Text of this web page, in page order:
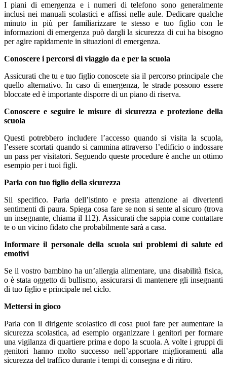
I piani di emergenza e i numeri di telefono sono generalmente
inclusi nei manuali scolastici e affissi nelle aule. Dedicare qualche
minuto in più per familiarizzare te stesso e tuo figlio con le
informazioni di emergenza può dargli la sicurezza di cui ha bisogno
per agire rapidamente in situazioni di emergenza.
Conoscere i percorsi di viaggio da e per la scuola
Assicurati che tu e tuo figlio conoscete sia il percorso principale che
quello alternativo. In caso di emergenza, le strade possono essere
bloccate ed è importante disporre di un piano di riserva.
Conoscere e seguire le misure di sicurezza e protezione della
scuola
Questi potrebbero includere l’accesso quando si visita la scuola,
l’essere scortati quando si cammina attraverso l’edificio o indossare
un pass per visitatori. Seguendo queste procedure è anche un ottimo
esempio per i tuoi figli.
Parla con tuo figlio della sicurezza
Sii specifico. Parla dell’istinto e presta attenzione ai divertenti
sentimenti di paura. Spiega cosa fare se non si sente al sicuro (trova
un insegnante, chiama il 112). Assicurati che sappia come contattare
te o un vicino fidato che probabilmente sarà a casa.
Informare il personale della scuola sui problemi di salute ed
emotivi
Se il vostro bambino ha un’allergia alimentare, una disabilità fisica,
o è stata oggetto di bullismo, assicurarsi di mantenere gli insegnanti
di tuo figlio e principale nel ciclo.
Mettersi in gioco
Parla con il dirigente scolastico di cosa puoi fare per aumentare la
sicurezza scolastica, ad esempio organizzare i genitori per formare
una vigilanza di quartiere prima e dopo la scuola. A volte i gruppi di
genitori hanno molto successo nell’apportare miglioramenti alla
sicurezza del traffico durante i tempi di consegna e di ritiro.